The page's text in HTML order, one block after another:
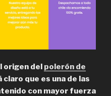
origen del polerón de
claro que es una de las
con mayor fuerza